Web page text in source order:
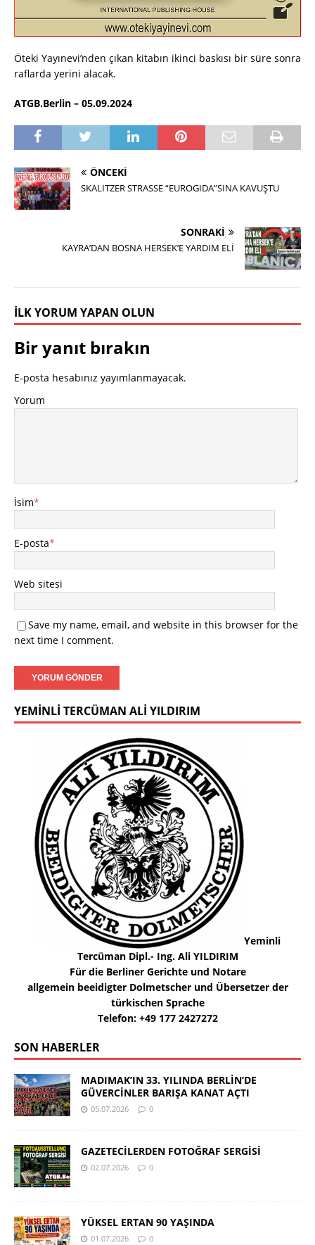
Öteki Yayınevi’nden çıkan kitabın ikinci baskısı bir süre sonra
raflarda yerini alacak.
ATGB.Berlin – 05.09.2024
ÖNCEKI
SKALITZER STRASSE “EUROGIDA”SINA KAVUŞTU
SONRAKI
KAYRA’DAN BOSNA HERSEK’E YARDIM ELİ
İLK YORUM YAPAN OLUN
Bir yanıt bırakın
E-posta hesabınız yayımlanmayacak.
Yorum
İsim*
E-posta*
Web sitesi
Save my name, email, and website in this browser for the
next time I comment.
YEMINLI TERCÜMAN ALI YILDIRIM
Yeminli
Tercüman Dipl.- Ing. Ali YILDIRIM
Für die Berliner Gerichte und Notare
allgemein beeidigter Dolmetscher und Übersetzer der
türkischen Sprache
Telefon: +49 177 2427272
SON HABERLER
MADIMAK’IN 33. YILINDA BERLİN’DE
GÜVERCİNLER BARIŞA KANAT AÇTI
05.07.2026 0
GAZETECİLERDEN FOTOĞRAF SERGİSİ
02.07.2026 0
YÜKSEL ERTAN 90 YAŞINDA
01.07.2026 0